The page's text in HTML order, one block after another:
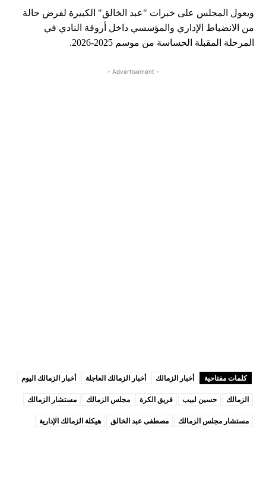
ويعول المجلس على خبرات "عبد الخالق" الكبيرة لفرض حالة
من الانضباط الإداري والمؤسسي داخل أروقة النادي في
المرحلة المقبلة الحساسة من موسم 2025-2026.
- Advertisement -
كلمات مفتاحية أخبار الزمالك أخبار الزمالك العاجلة أخبار الزمالك اليوم
الزمالك حسين لبيب فريق الكرة مجلس الزمالك مستشار الزمالك
مستشار مجلس الزمالك مصطفى عبد الخالق هيكلة الزمالك الإدارية